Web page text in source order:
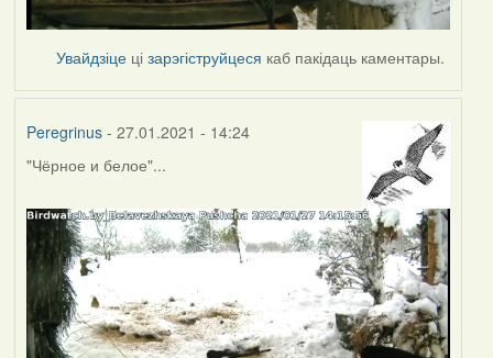
Увайдзіце цізарэгіструйцеся каб пакідаць каментары.
Peregrinus- 27.01.2021 - 14:24
"Чёрное и белое"...